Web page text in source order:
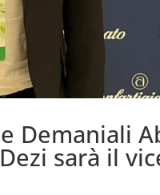
Demaniali
sarà il